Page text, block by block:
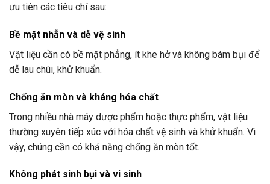
ưu tiên các tiêu chí sau:
Bề mặt nhẵn và dễ vệ sinh
Vật liệu cần có bề mặt phẳng, ít khe hở và không bám bụi để
dễ lau chùi, khử khuẩn.
Chống ăn mòn và kháng hóa chất
Trong nhiều nhà máy dược phẩm hoặc thực phẩm, vật liệu
thường xuyên tiếp xúc với hóa chất vệ sinh và khử khuẩn. Vì
vậy, chúng cần có khả năng chống ăn mòn tốt.
Không phát sinh bụi và vi sinh